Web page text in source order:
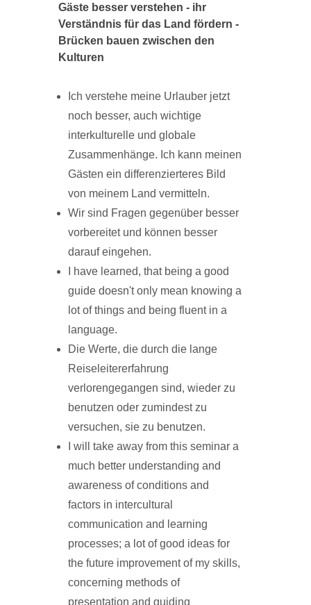
Gäste besser verstehen - ihr
Verständnis für das Land fördern -
Brücken bauen zwischen den
Kulturen
Ich verstehe meine Urlauber jetzt
noch besser, auch wichtige
interkulturelle und globale
Zusammenhänge. Ich kann meinen
Gästen ein differenzierteres Bild
von meinem Land vermitteln.
Wir sind Fragen gegenüber besser
vorbereitet und können besser
darauf eingehen.
I have learned, that being a good
guide doesn't only mean knowing a
lot of things and being fluent in a
language.
Die Werte, die durch die lange
Reiseleitererfahrung
verlorengegangen sind, wieder zu
benutzen oder zumindest zu
versuchen, sie zu benutzen.
I will take away from this seminar a
much better understanding and
awareness of conditions and
factors in intercultural
communication and learning
processes; a lot of good ideas for
the future improvement of my skills,
concerning methods of
presentation and guiding